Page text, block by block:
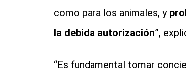
como para los animales, y
la debida autorización”,
“Es fundamental tomar